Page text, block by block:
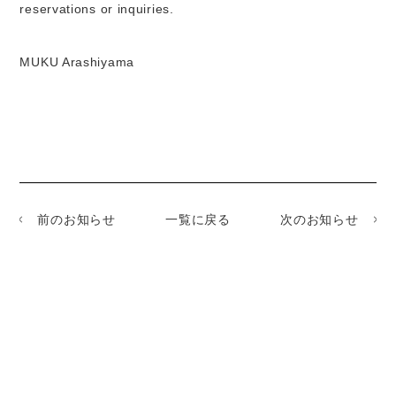
reservations or inquiries.
MUKU Arashiyama
前のお知らせ 一覧に戻る 次のお知らせ